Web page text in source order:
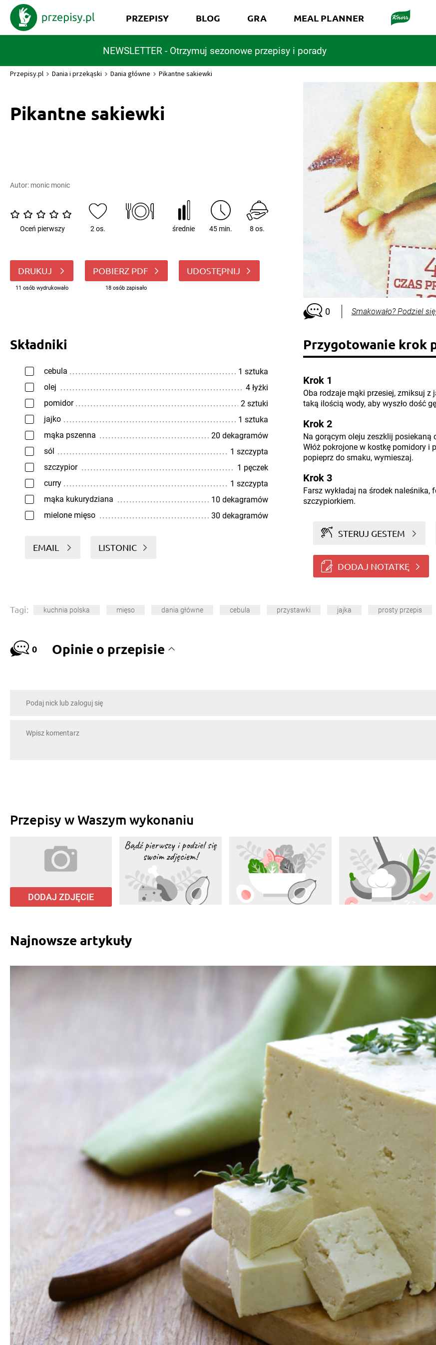
NEWSLETTER - Otrzymuj sezonowe przepisy i porady
PRZEPISY BLOG GRA MEAL PLANNER
Przepisy.pl Dania i przekąski Dania główne Pikantne sakiewki
Pikantne sakiewki
Autor: monic monic
Oceń pierwszy 2 os. średnie 45 min. 8 os.
DRUKUJ
11 osób wydrukowało
POBIERZ PDF
18 osób zapisało
UDOSTĘPNIJ
0 Smakowało? Podziel
Składniki
cebula
1 sztuka
olej
4 łyżki
pomidor
2 sztuki
jajko
1 sztuka
mąka pszenna
20 dekagramów
sól
1 szczypta
szczypior
1 pęczek
curry
1 szczypta
mąka kukurydziana
10 dekagramów
mielone mięso
30 dekagramów
EMAIL LISTONIC
Przygotowanie krok
Krok 1
Oba rodzaje mąki przesiej, zmiksuj z
taką ilością wody, aby wyszło dość
Krok 2
Na gorącym oleju zeszklij posiekaną
Włóż pokrojone w kostkę pomidory i
popieprz do smaku, wymieszaj.
Krok 3
Farsz wykładaj na środek naleśnika,
szczypiorkiem.
STERUJ GESTEM
DODAJ NOTATKĘ
Tagi: kuchnia polska mięso dania główne cebula przystawki jajka prosty przepis
0 Opinie o przepisie
Przepisy w Waszym wykonaniu
DODAJ ZDJĘCIE
Najnowsze artykuły